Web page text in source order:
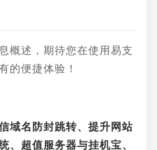
概述，期待您在使用易支
的便捷体验！
域名防封跳转、提升网站
、超值服务器与挂机宝、